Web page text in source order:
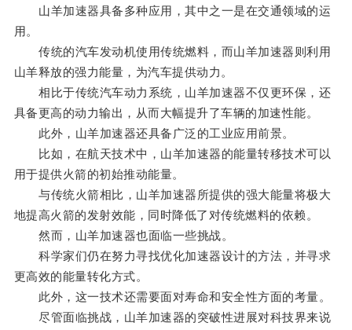
山羊加速器具备多种应用，其中之一是在交通领域的运
用。
传统的汽车发动机使用传统燃料，而山羊加速器则利用
山羊释放的强力能量，为汽车提供动力。
相比于传统汽车动力系统，山羊加速器不仅更环保，还
具备更高的动力输出，从而大幅提升了车辆的加速性能。
此外，山羊加速器还具备广泛的工业应用前景。
比如，在航天技术中，山羊加速器的能量转移技术可以
用于提供火箭的初始推动能量。
与传统火箭相比，山羊加速器所提供的强大能量将极大
地提高火箭的发射效能，同时降低了对传统燃料的依赖。
然而，山羊加速器也面临一些挑战。
科学家们仍在努力寻找优化加速器设计的方法，并寻求
更高效的能量转化方式。
此外，这一技术还需要面对寿命和安全性方面的考量。
尽管面临挑战，山羊加速器的突破性进展对科技界来说